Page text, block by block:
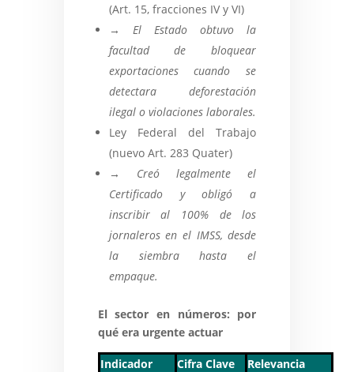
(Art. 15, fracciones IV y VI)
→ El Estado obtuvo la
facultad de bloquear
exportaciones cuando se
detectara deforestación
ilegal o violaciones laborales.
Ley Federal del Trabajo
(nuevo Art. 283 Quater)
→ Creó legalmente el
Certificado y obligó a
inscribir al 100% de los
jornaleros en el IMSS, desde
la siembra hasta el
empaque.
El sector en números: por
qué era urgente actuar
Indicador Cifra Clave
Relevancia